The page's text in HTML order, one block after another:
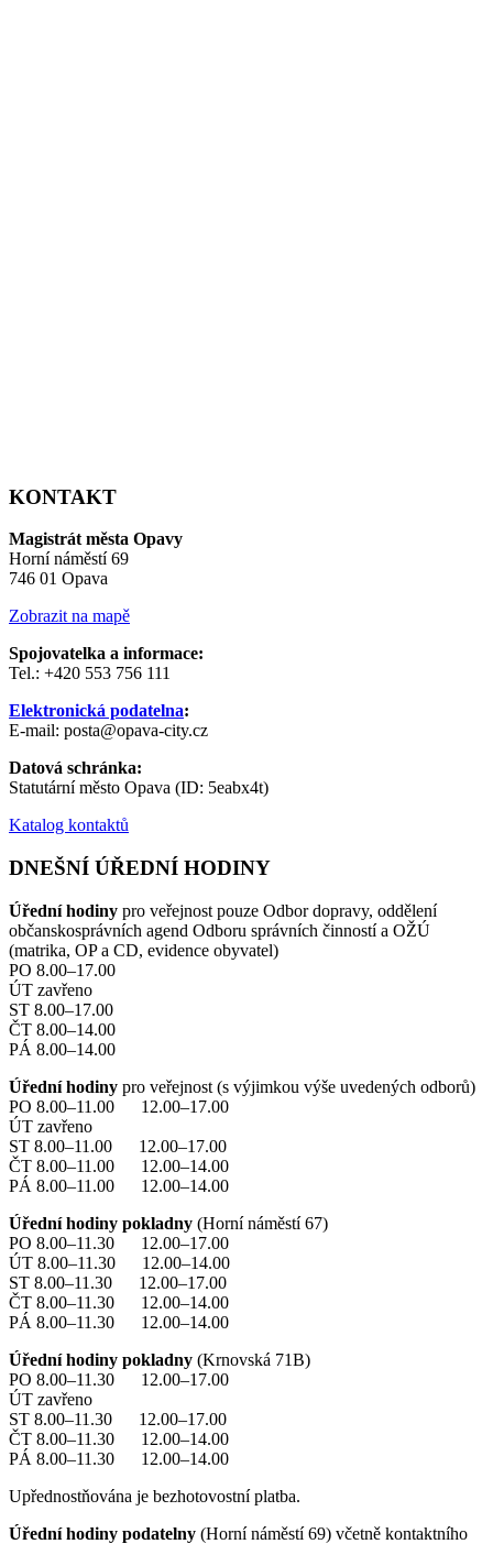
KONTAKT
Magistrát města Opavy
Horní náměstí 69
746 01 Opava
Zobrazit na mapě
Spojovatelka a informace:
Tel.: +420 553 756 111
Elektronická podatelna:
E-mail: posta@opava-city.cz
Datová schránka:
Statutární město Opava (ID: 5eabx4t)
Katalog kontaktů
DNEŠNÍ ÚŘEDNÍ HODINY
Úřední hodiny pro veřejnost pouze Odbor dopravy, oddělení
občanskosprávních agend Odboru správních činností a OŽÚ
(matrika, OP a CD, evidence obyvatel)
PO 8.00–17.00
ÚT zavřeno
ST 8.00–17.00
ČT 8.00–14.00
PÁ 8.00–14.00
Úřední hodiny pro veřejnost (s výjimkou výše uvedených odborů)
PO 8.00–11.00 12.00–17.00
ÚT zavřeno
ST 8.00–11.00 12.00–17.00
ČT 8.00–11.00 12.00–14.00
PÁ 8.00–11.00 12.00–14.00
Úřední hodiny pokladny (Horní náměstí 67)
PO 8.00–11.30 12.00–17.00
ÚT 8.00–11.30 12.00–14.00
ST 8.00–11.30 12.00–17.00
ČT 8.00–11.30 12.00–14.00
PÁ 8.00–11.30 12.00–14.00
Úřední hodiny pokladny (Krnovská 71B)
PO 8.00–11.30 12.00–17.00
ÚT zavřeno
ST 8.00–11.30 12.00–17.00
ČT 8.00–11.30 12.00–14.00
PÁ 8.00–11.30 12.00–14.00
Upřednostňována je bezhotovostní platba.
Úřední hodiny podatelny (Horní náměstí 69) včetně kontaktního